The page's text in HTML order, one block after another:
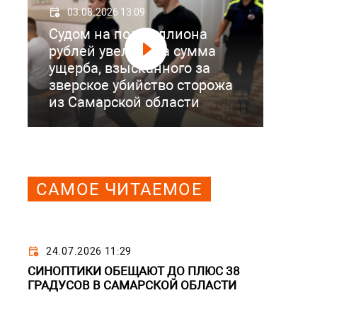
03.08.2026 13:09
Судом на полмиллиона
рублей увеличена сумма
ущерба, взысканного за
зверское убийство сторожа
из Самарской области
САМОЕ ЧИТАЕМОЕ
24.07.2026 11:29
СИНОПТИКИ ОБЕЩАЮТ ДО ПЛЮС 38
ГРАДУСОВ В САМАРСКОЙ ОБЛАСТИ